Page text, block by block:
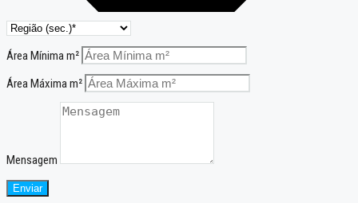
Área Mínima m²
Área Máxima m²
Mensagem
Enviar